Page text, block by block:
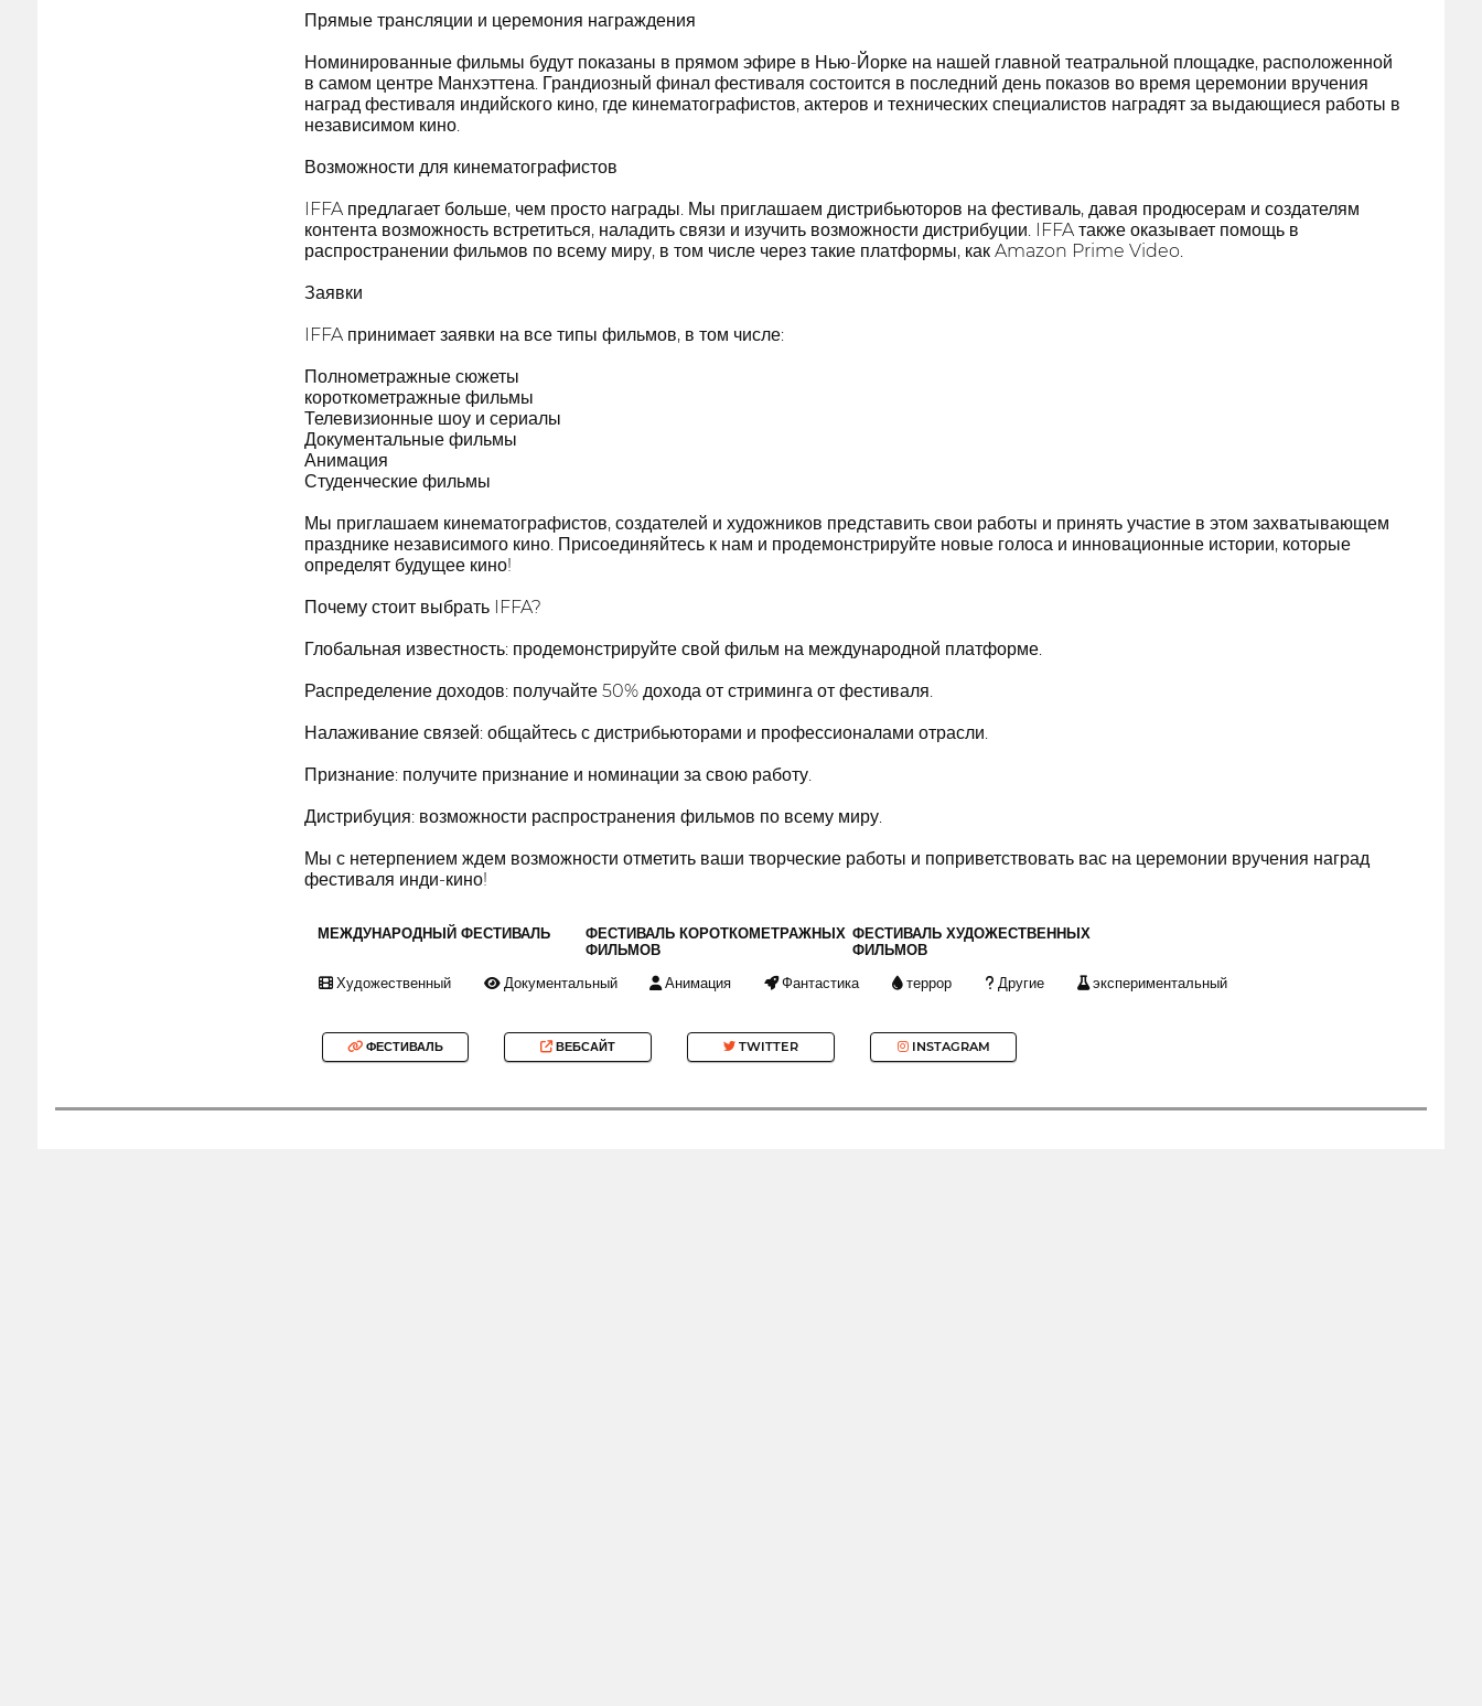
Прямые трансляции и церемония награждения
Номинированные фильмы будут показаны в прямом эфире в Нью-Йорке на нашей главной театральной площадке, расположенной
в самом центре Манхэттена. Грандиозный финал фестиваля состоится в последний день показов во время церемонии вручения
наград фестиваля индийского кино, где кинематографистов, актеров и технических специалистов наградят за выдающиеся работы в
независимом кино.
Возможности для кинематографистов
IFFA предлагает больше, чем просто награды. Мы приглашаем дистрибьюторов на фестиваль, давая продюсерам и создателям
контента возможность встретиться, наладить связи и изучить возможности дистрибуции. IFFA также оказывает помощь в
распространении фильмов по всему миру, в том числе через такие платформы, как Amazon Prime Video.
Заявки
IFFA принимает заявки на все типы фильмов, в том числе:
Полнометражные сюжеты
короткометражные фильмы
Телевизионные шоу и сериалы
Документальные фильмы
Анимация
Студенческие фильмы
Мы приглашаем кинематографистов, создателей и художников представить свои работы и принять участие в этом захватывающем
празднике независимого кино. Присоединяйтесь к нам и продемонстрируйте новые голоса и инновационные истории, которые
определят будущее кино!
Почему стоит выбрать IFFA?
Глобальная известность: продемонстрируйте свой фильм на международной платформе.
Распределение доходов: получайте 50% дохода от стриминга от фестиваля.
Налаживание связей: общайтесь с дистрибьюторами и профессионалами отрасли.
Признание: получите признание и номинации за свою работу.
Дистрибуция: возможности распространения фильмов по всему миру.
Мы с нетерпением ждем возможности отметить ваши творческие работы и поприветствовать вас на церемонии вручения наград
фестиваля инди-кино!
МЕЖДУНАРОДНЫЙ ФЕСТИВАЛЬ
ФЕСТИВАЛЬ КОРОТКОМЕТРАЖНЫХ
ФИЛЬМОВ
ФЕСТИВАЛЬ ХУДОЖЕСТВЕННЫХ
ФИЛЬМОВ
Художественный Документальный Анимация Фантастика террор Другие экспериментальный
ФЕСТИВАЛЬ ВЕБСАЙТ TWITTER INSTAGRAM